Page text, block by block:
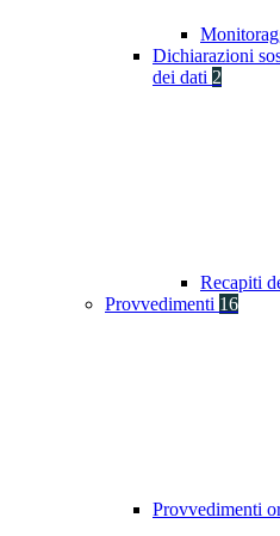
Dichiarazioni
dei dati 2
Recapiti
Provvedimenti 16
Provvedimenti